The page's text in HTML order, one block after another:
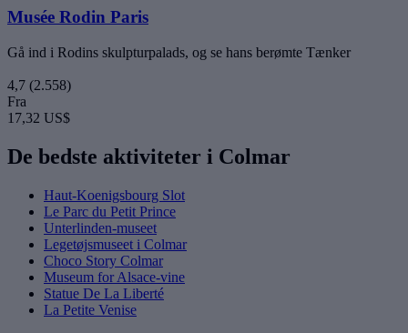
Musée Rodin Paris
Gå ind i Rodins skulpturpalads, og se hans berømte Tænker
4,7 (2.558)
Fra
17,32 US$
De bedste aktiviteter i Colmar
Haut-Koenigsbourg Slot
Le Parc du Petit Prince
Unterlinden-museet
Legetøjsmuseet i Colmar
Choco Story Colmar
Museum for Alsace-vine
Statue De La Liberté
La Petite Venise